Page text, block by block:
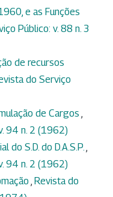
e as Funções
Público: v. 88 n. 3
de recursos
do Serviço
de Cargos
94 n. 2 (1962)
do S.D. do D.A.S.P.
94 n. 2 (1962)
Revista do